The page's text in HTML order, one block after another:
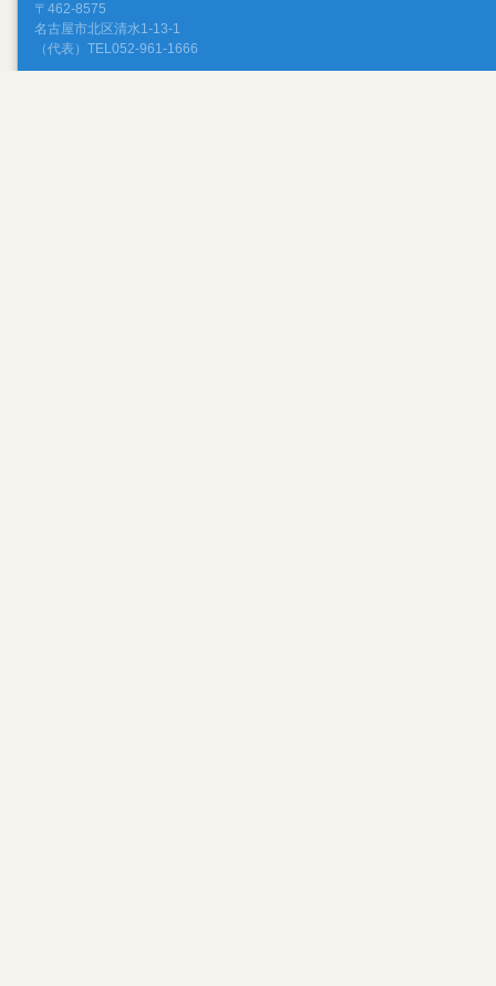
〒462-8575
名古屋市北区清水1-13-1
（代表）TEL052-961-1666